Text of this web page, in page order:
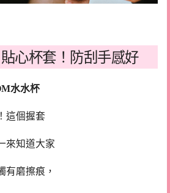
心杯套！防刮手感好
水水杯
這個握套
來知道大家
有磨擦痕，